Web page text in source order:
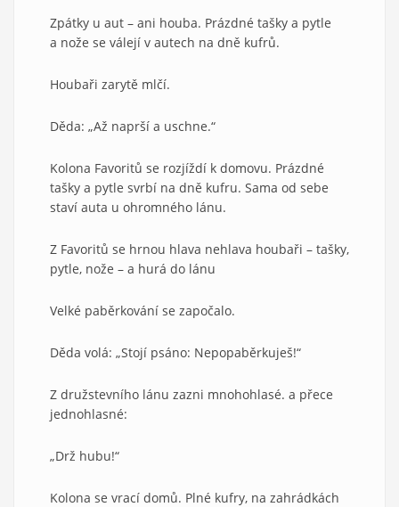
Zpátky u aut – ani houba. Prázdné tašky a pytle
a nože se válejí v autech na dně kufrů.
Houbaři zarytě mlčí.
Děda: „Až naprší a uschne.“
Kolona Favoritů se rozjíždí k domovu. Prázdné
tašky a pytle svrbí na dně kufru. Sama od sebe
staví auta u ohromného lánu.
Z Favoritů se hrnou hlava nehlava houbaři – tašky,
pytle, nože – a hurá do lánu
Velké paběrkování se započalo.
Děda volá: „Stojí psáno: Nepopaběrkuješ!“
Z družstevního lánu zazni mnohohlasé. a přece
jednohlasné:
„Drž hubu!“
Kolona se vrací domů. Plné kufry, na zahrádkách